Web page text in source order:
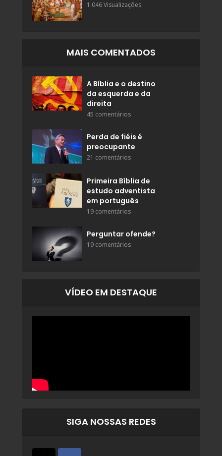
1.046 Visualizações
MAIS COMENTADOS
A Bíblia e o destino
da esquerda e da
direita
45 comentários
Perda de fiéis é
preocupante
21 comentários
Primeira Bíblia de
estudo adventista
em português
19 comentários
Perguntar ofende?
19 comentários
VÍDEO EM DESTAQUE
SIGA NOSSAS REDES